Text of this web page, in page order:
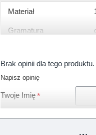
Materiał
Gramatura
Rozmiary
Zapięcie
Brak opinii dla tego produktu.
Napisz opinię
Twoje Imię